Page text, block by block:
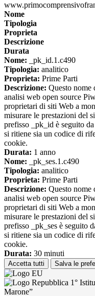
Nome
Tipologia
Proprieta
Descrizione
Durata
Nome: _pk_id.1.c490
Tipologia: analitico
Proprieta: Prime Parti
Descrizione: Questo nome
analisi web open source
proprietari di siti Web a
misurare le prestazioni del
prefisso _pk_id è seguito
si ritiene sia un codice di
cookie.
Durata: 1 anno
Nome: _pk_ses.1.c490
Tipologia: analitico
Proprieta: Prime Parti
Descrizione: Questo nome
analisi web open source
proprietari di siti Web a
misurare le prestazioni del
prefisso _pk_ses è seguito
si ritiene sia un codice di
cookie.
Durata: 30 minuti
Accetta tutti Salva le
1°
Marone”